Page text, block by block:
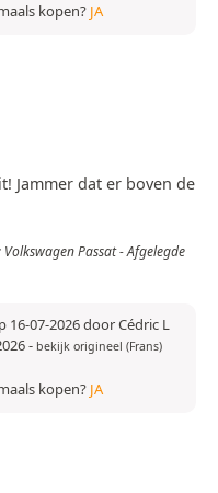
kopen? JA
Jammer dat er boven de
Passat - Afgelegde
07-2026 door Cédric L
- bekijk origineel (Frans)
kopen? JA